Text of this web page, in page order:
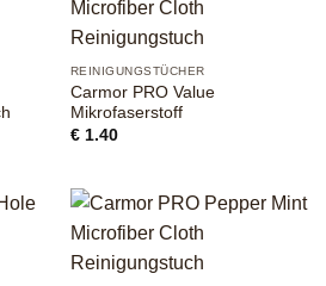
REINIGUNGSTÜCHER
Carmor PRO Value
Mikrofaserstoff
€1.40